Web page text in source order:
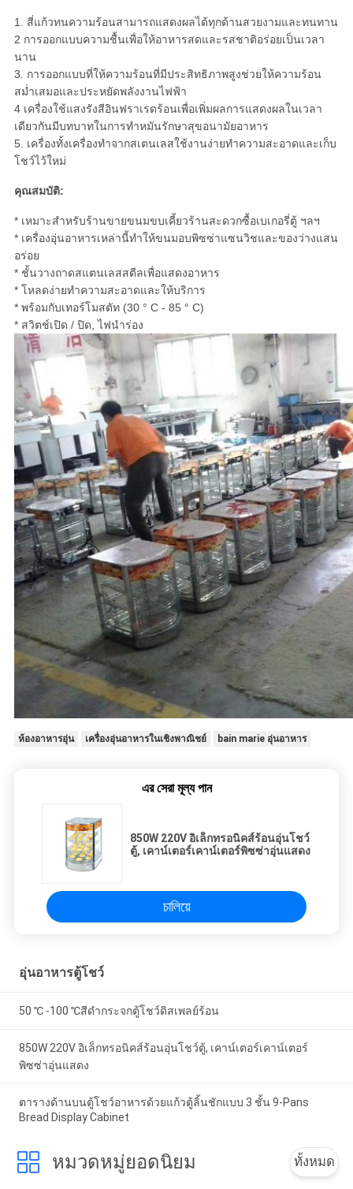
1. สี่แก้วทนความร้อนสามารถแสดงผลได้ทุกด้านสวยงามและทนทาน
2 การออกแบบความชื้นเพื่อให้อาหารสดและรสชาติอร่อยเป็นเวลา
นาน
3. การออกแบบที่ให้ความร้อนที่มีประสิทธิภาพสูงช่วยให้ความร้อน
สม่ำเสมอและประหยัดพลังงานไฟฟ้า
4 เครื่องใช้แสงรังสีอินฟราเรดร้อนเพื่อเพิ่มผลการแสดงผลในเวลา
เดียวกันมีบทบาทในการทำหมันรักษาสุขอนามัยอาหาร
5. เครื่องทั้งเครื่องทำจากสเตนเลสใช้งานง่ายทำความสะอาดและเก็บ
โชว์ไว้ใหม่
คุณสมบัติ:
* เหมาะสำหรับร้านขายขนมขบเคี้ยวร้านสะดวกซื้อเบเกอรี่ตู้ ฯลฯ
* เครื่องอุ่นอาหารเหล่านี้ทำให้ขนมอบพิซซ่าแซนวิชและของว่างแสน
อร่อย
* ชั้นวางถาดสแตนเลสสตีลเพื่อแสดงอาหาร
* โหลดง่ายทำความสะอาดและให้บริการ
* พร้อมกับเทอร์โมสตัท (30 ° C - 85 ° C)
* สวิตช์เปิด / ปิด, ไฟนำร่อง
ห้องอาหารอุ่น เครื่องอุ่นอาหารในเชิงพาณิชย์ bain marie อุ่นอาหาร
এর সেরা মূল্য পান
850W 220V อิเล็กทรอนิคส์ร้อนอุ่นโชว์
ตู้, เคาน์เตอร์เคาน์เตอร์พิซซ่าอุ่นแสดง
চালিয়ে
อุ่นอาหารตู้โชว์
50 ℃ -100 ℃สีดำกระจกตู้โชว์ดิสเพลย์ร้อน
850W 220V อิเล็กทรอนิคส์ร้อนอุ่นโชว์ตู้, เคาน์เตอร์เคาน์เตอร์
พิซซ่าอุ่นแสดง
ตารางด้านบนตู้โชว์อาหารด้วยแก้วตู้ลิ้นชักแบบ 3 ชั้น 9-Pans
Bread Display Cabinet
หมวดหมู่ยอดนิยม ทั้งหมด